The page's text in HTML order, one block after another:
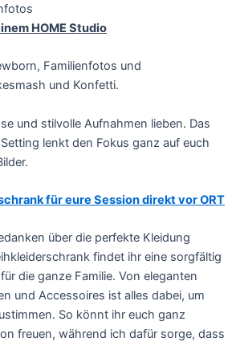
HOME Studio
Familienfotos und
und Konfetti.
und stilvolle Aufnahmen lieben. Das
lenkt den Fokus ganz auf euch
für eure Session direkt vor ORT
über die perfekte Kleidung
findet ihr eine sorgfältig
die ganze Familie. Von eleganten
und Accessoires ist alles dabei, um
So könnt ihr euch ganz
freuen, während ich dafür sorge, dass